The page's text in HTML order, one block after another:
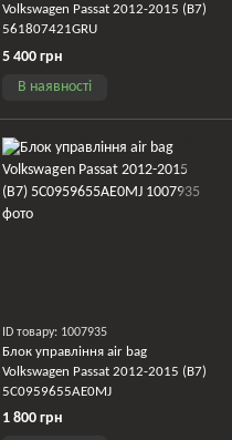
Volkswagen Passat 2012-2015 (B7)
561807421GRU
5 400 грн
В наявності
ID товару: 1007935
Блок управління air bag
Volkswagen Passat 2012-2015 (B7)
5C0959655AE0MJ
1 800 грн